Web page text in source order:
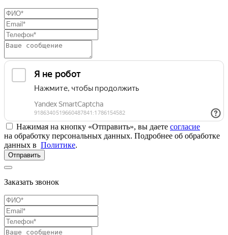
Нажимая на кнопку «Отправить», вы даете согласие
на обработку персональных данных. Подробнее об обработке
данных в Политике.
Отправить
Заказать звонок